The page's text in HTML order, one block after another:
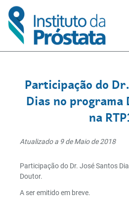
Participação do
Dias no programa
na
Atualizado a 9 de Maio de 2018
Participação do Dr. José Santos
Doutor.
A ser emitido em breve.